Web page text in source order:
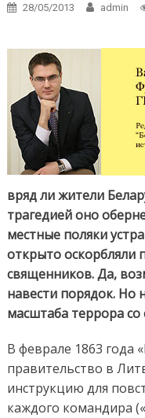
28/05/2013 admin
вряд ли жители
трагедией оно
местные поляки
открыто оскорбляли
священников. Да,
навести порядок. Но
масштаба террора
В феврале 1863 года
правительство в
инструкцию для
каждого командира